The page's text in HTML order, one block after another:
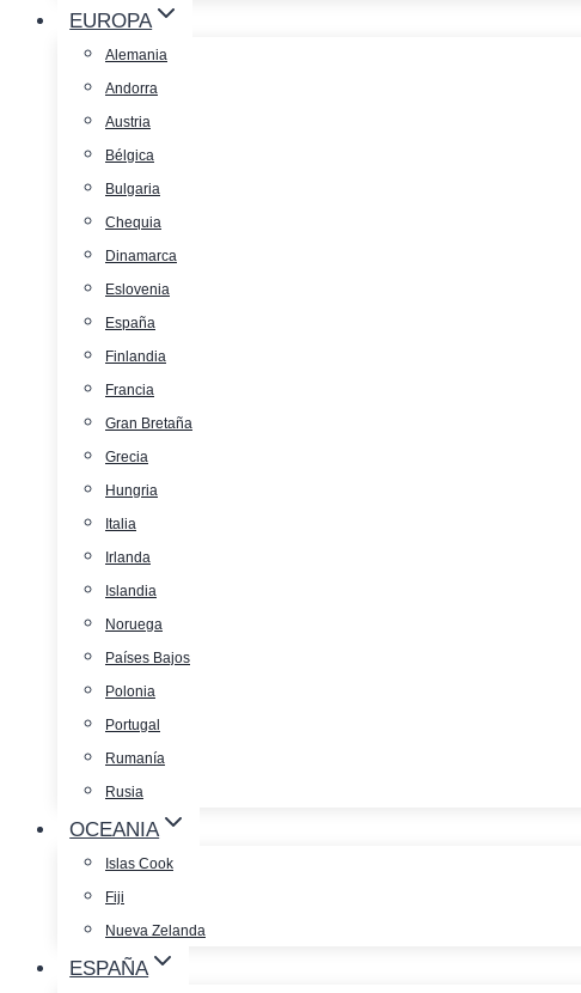
EUROPA
Alemania
Andorra
Austria
Bélgica
Bulgaria
Chequia
Dinamarca
Eslovenia
España
Finlandia
Francia
Gran Bretaña
Grecia
Hungria
Italia
Irlanda
Islandia
Noruega
Países Bajos
Polonia
Portugal
Rumanía
Rusia
OCEANIA
Islas Cook
Fiji
Nueva Zelanda
ESPAÑA